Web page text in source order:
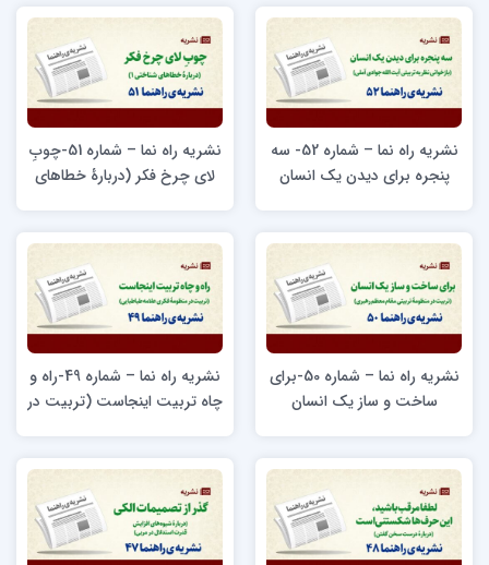
نشریه راه نما – شماره 52- سه
پنجره برای دیدن یک انسان
نشریه راه نما – شماره 51-چوبِ
لای چرخ فکر (دربارۀ خطاهای
نشریه راه نما – شماره 50-برای
ساخت‌ و ساز یک انسان
نشریه راه نما – شماره 49-راه و
چاه تربیت اینجاست (تربیت در